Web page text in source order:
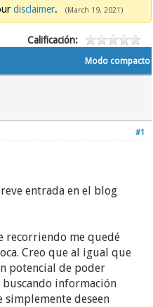
disclaimer. (March 19, 2021)
Calificación:
Modo compacto
#1
entrada en el blog
recorriendo me quedé
Creo que al igual que
potencial de poder
buscando información
simplemente deseen